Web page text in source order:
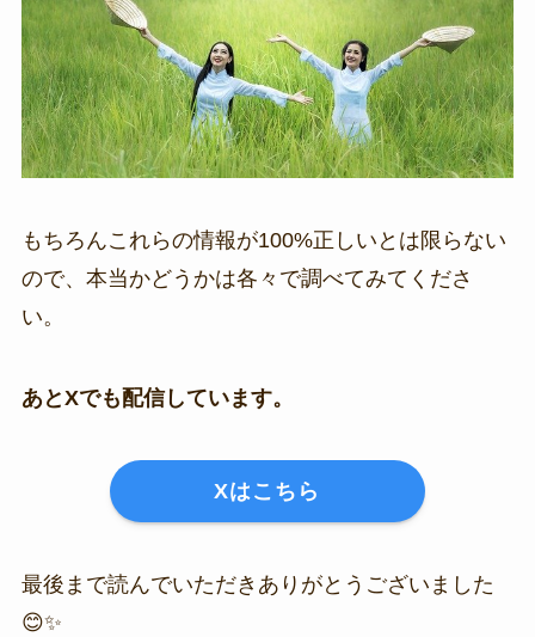
もちろんこれらの情報が100%正しいとは限らない
ので、本当かどうかは各々で調べてみてくださ
い。
あとXでも配信しています。
Xはこちら
最後まで読んでいただきありがとうございました
😊✨